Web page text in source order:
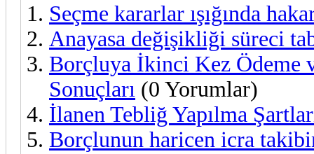
Seçme kararlar ışığında
Anayasa değişikliği süreci
Borçluya İkinci Kez Ödeme
Sonuçları (0 Yorumlar)
İlanen Tebliğ Yapılma
Borçlunun haricen icra